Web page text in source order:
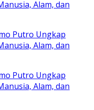
Alam, dan
Putro Ungkap
Alam, dan
Putro Ungkap
Alam, dan